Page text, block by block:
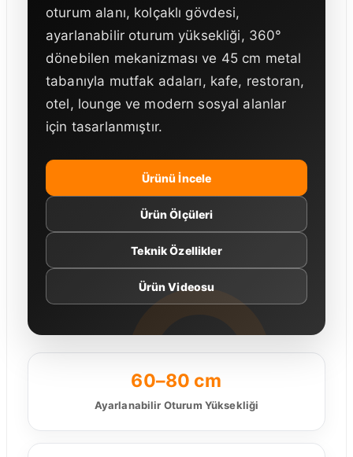
oturum alanı, kolçaklı gövdesi,
ayarlanabilir oturum yüksekliği, 360°
dönebilen mekanizması ve 45 cm metal
tabanıyla mutfak adaları, kafe, restoran,
otel, lounge ve modern sosyal alanlar
için tasarlanmıştır.
Ürünü İncele
Ürün Ölçüleri
Teknik Özellikler
Ürün Videosu
60–80 cm
Ayarlanabilir Oturum Yüksekliği